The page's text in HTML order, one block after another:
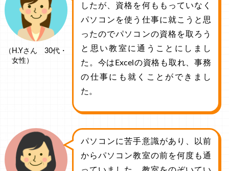
（H.Yさん 30代・
女性）
したが、資格を何ももっていなく
パソコンを使う仕事に就こうと思
ったのでパソコンの資格を取ろう
と思い教室に通うことにしまし
た。今はExcelの資格も取れ、事務
の仕事にも就くことができまし
た。
パソコンに苦手意識があり、以前
からパソコン教室の前を何度も通